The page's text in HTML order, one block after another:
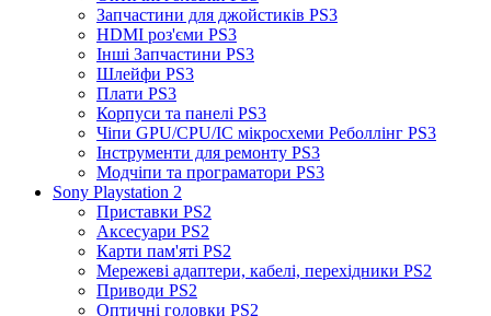
Запчастини для джойстиків PS3
HDMI роз'єми PS3
Інші Запчастини PS3
Шлейфи PS3
Плати PS3
Корпуси та панелі PS3
Чіпи GPU/CPU/IC мікросхеми Реболлінг PS3
Інструменти для ремонту PS3
Модчіпи та програматори PS3
Sony Playstation 2
Приставки PS2
Аксесуари PS2
Карти пам'яті PS2
Мережеві адаптери, кабелі, перехідники PS2
Приводи PS2
Оптичні головки PS2